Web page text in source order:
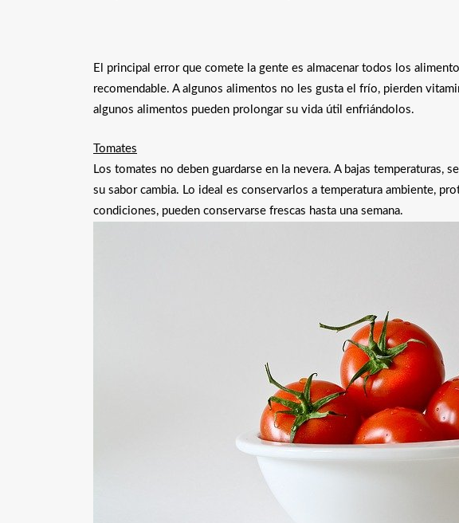
El principal error que comete la gente es almacenar todos los
recomendable. A algunos alimentos no les gusta el frío, pierden
algunos alimentos pueden prolongar su vida útil enfriándolos.
Tomates
Los tomates no deben guardarse en la nevera. A bajas temperaturas,
su sabor cambia. Lo ideal es conservarlos a temperatura ambiente,
condiciones, pueden conservarse frescas hasta una semana.